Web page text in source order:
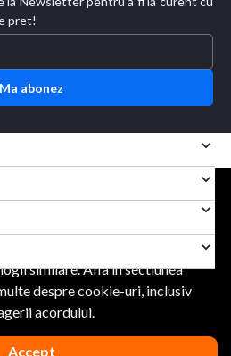
pret!
Ma abonez
NE
de continut personalizat,
tehnologii similare. Apasand
colectarea de informatii
similare. Afla in sectiunea
despre cookie-uri, inclusiv
acordului.
Accept